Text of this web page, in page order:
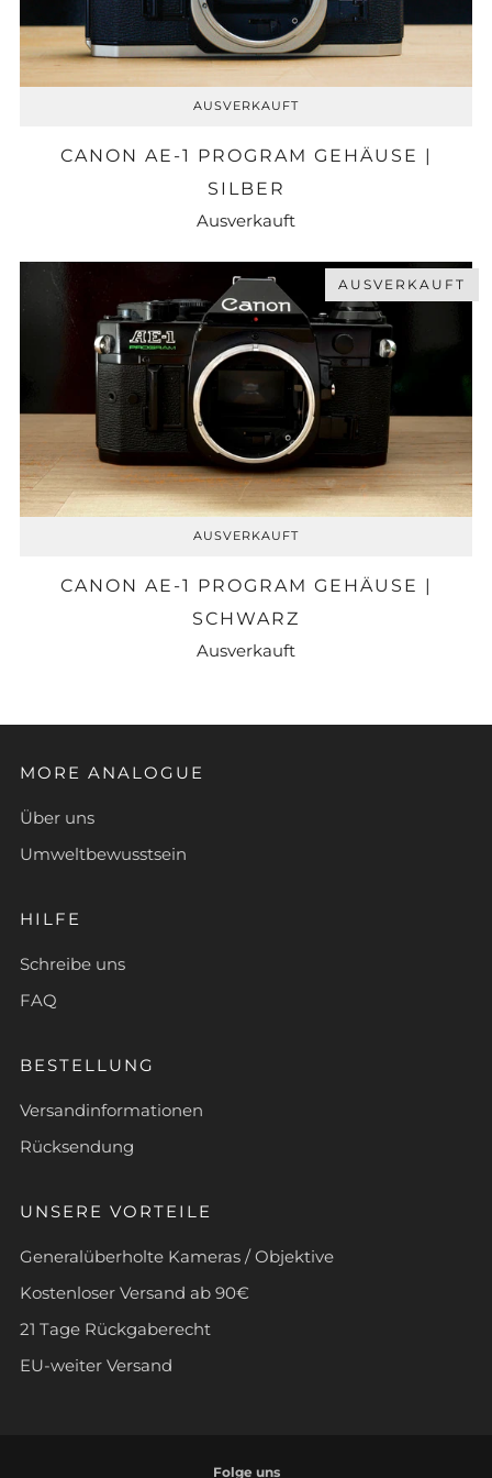
AUSVERKAUFT
CANON AE-1 PROGRAM GEHÄUSE |
SILBER
Ausverkauft
AUSVERKAUFT
AUSVERKAUFT
CANON AE-1 PROGRAM GEHÄUSE |
SCHWARZ
Ausverkauft
MORE ANALOGUE
Über uns
Umweltbewusstsein
HILFE
Schreibe uns
FAQ
BESTELLUNG
Versandinformationen
Rücksendung
UNSERE VORTEILE
Generalüberholte Kameras / Objektive
Kostenloser Versand ab 90€
21 Tage Rückgaberecht
EU-weiter Versand
Folge uns